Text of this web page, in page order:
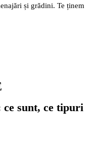
și grădini. Te ținem
ce sunt, ce tipuri